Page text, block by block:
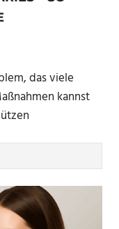
das viele
kannst